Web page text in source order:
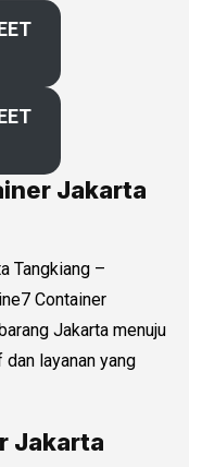
Jakarta
Tangkiang –
Container
Jakarta menuju
layanan yang
Jakarta